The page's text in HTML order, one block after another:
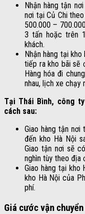
Nhận hàng tận
nơi tại Củ Chi
500.000 –
3 tấn hoặc trên
khách.
Nhận hàng tại
tiếp ra kho bãi sẽ
Hàng hóa đi
nhau, lịch xe chạy
Tại Thái Bình, công
cách sau:
Giao hàng tận nơi
đến kho Hà Nội
Giao tận nơi sẽ
nghìn tùy theo địa
Giao hàng tại kho
kho Hà Nội của
phí.
Giá cước vận